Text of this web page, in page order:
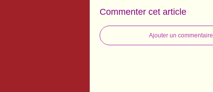
Commenter cet article
Ajouter un commentaire